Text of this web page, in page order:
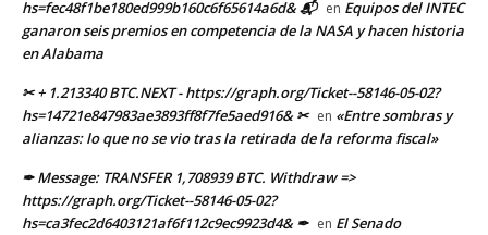
hs=fec48f1be180ed999b160c6f65614a6d& 📬 en Equipos del INTEC
ganaron seis premios en competencia de la NASA y hacen historia
en Alabama
✂ + 1.213340 BTC.NEXT - https://graph.org/Ticket--58146-05-02?
hs=14721e847983ae3893ff8f7fe5aed916& ✂ en «Entre sombras y
alianzas: lo que no se vio tras la retirada de la reforma fiscal»
✒ Message: TRANSFER 1,708939 BTC. Withdraw =>
https://graph.org/Ticket--58146-05-02?
hs=ca3fec2d6403121af6f112c9ec9923d4& ✒ en El Senado